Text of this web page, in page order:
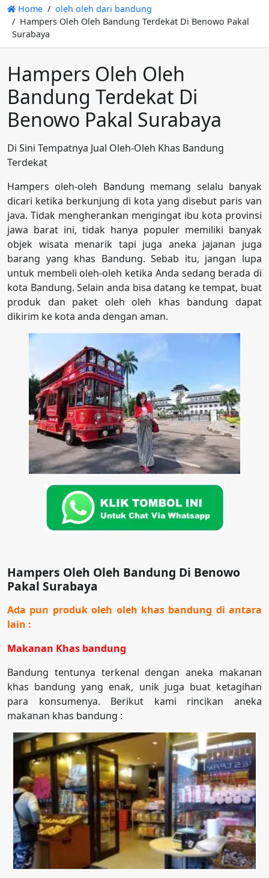
Home
oleh oleh dari bandung
Hampers Oleh Oleh Bandung Terdekat Di Benowo Pakal
Surabaya
Hampers Oleh Oleh
Bandung Terdekat Di
Benowo Pakal Surabaya
Di Sini Tempatnya Jual Oleh-Oleh Khas Bandung
Terdekat
Hampers oleh-oleh Bandung memang selalu banyak
dicari ketika berkunjung di kota yang disebut paris van
java. Tidak mengherankan mengingat ibu kota provinsi
jawa barat ini, tidak hanya populer memiliki banyak
objek wisata menarik tapi juga aneka jajanan juga
barang yang khas Bandung. Sebab itu, jangan lupa
untuk membeli oleh-oleh ketika Anda sedang berada di
kota Bandung. Selain anda bisa datang ke tempat, buat
produk dan paket oleh oleh khas bandung dapat
dikirim ke kota anda dengan aman.
Hampers Oleh Oleh Bandung Di Benowo
Pakal Surabaya
Ada pun produk oleh oleh khas bandung di antara
lain :
Makanan Khas bandung
Bandung tentunya terkenal dengan aneka makanan
khas bandung yang enak, unik juga buat ketagihan
para konsumenya. Berikut kami rincikan aneka
makanan khas bandung :